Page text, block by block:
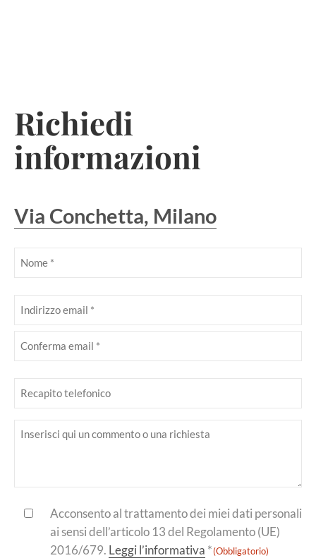
content
Richiedi
informazioni
Via Conchetta, Milano
email
email
Inserisci
Consenso
(Obbligatorio)
Acconsento al trattamento dei miei dati personali
ai sensi dell’articolo 13 del Regolamento (UE)
2016/679. Leggi l’informativa *(Obbligatorio)